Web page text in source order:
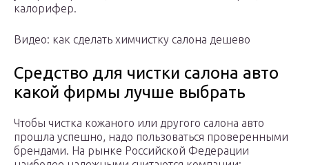
калорифер.
Видео: как сделать химчистку салона дешево
Средство для чистки салона авто
какой фирмы лучше выбрать
Чтобы чистка кожаного или другого салона авто
прошла успешно, надо пользоваться проверенными
брендами. На рынке Российской Федерации